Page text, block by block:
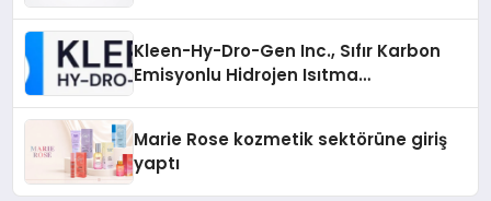
Kleen-Hy-Dro-Gen Inc., Sıfır Karbon
Emisyonlu Hidrojen Isıtma
Marie Rose kozmetik sektörüne giriş
yaptı